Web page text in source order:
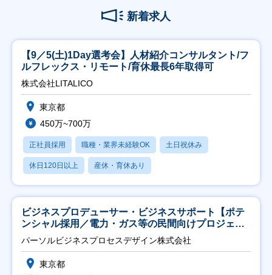
新着求人
【9／5(土)1Day選考会】人材紹介コンサルタント/フ
ルフレックス・リモート/育休最長6年取得可
株式会社LITALICO
東京都
450万~700万
正社員採用 職種・業界未経験OK 土日祝休み
休日120日以上 産休・育休あり
ビジネスプロデューサー・ビジネスサポート【ポテ
ンシャル採用／電力・ガス等の民間向けプロジェク
ト推進】
パーソルビジネスプロセスデザイン株式会社
東京都